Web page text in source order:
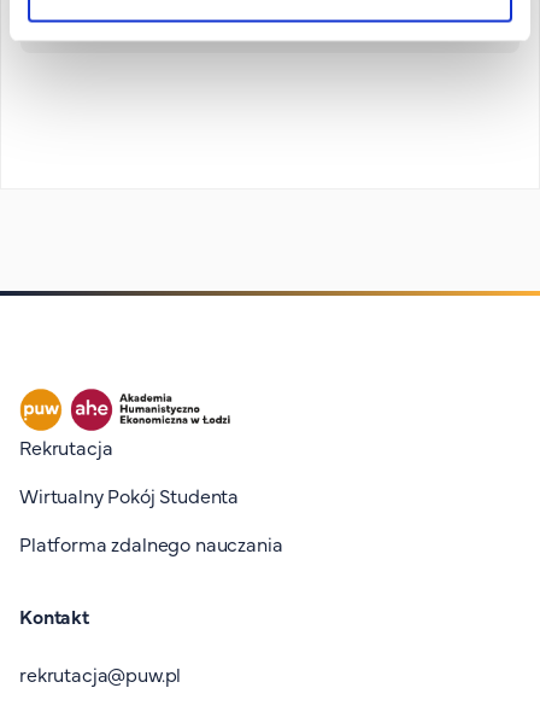
Stopka I
Rekrutacja
Wirtualny Pokój Studenta
Platforma zdalnego nauczania
Kontakt
rekrutacja@puw.pl